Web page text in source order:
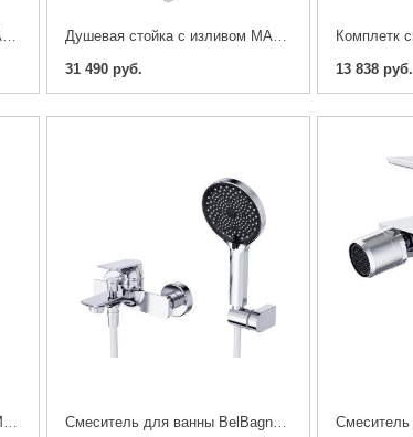
Душевая стойка с изливом MARINO-VSCM-GM, Оружейная сталь
Душевая стойка с изливом MARINO-VSCM-CRM
31 490 руб.
13 838 руб.
Душевая стойка BELBAGNO MARINO-DOCM-CRM
Смеситель для ванны BelBagno MARINO-VASM-CRM